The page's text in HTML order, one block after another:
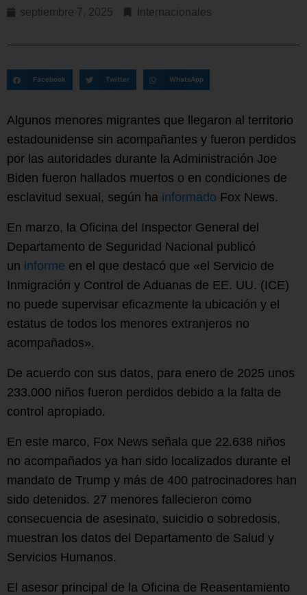
septiembre 7, 2025 Internacionales
Facebook Twitter WhatsApp
Algunos menores migrantes que llegaron al territorio
estadounidense sin acompañantes y fueron perdidos
por las autoridades durante la Administración Joe
Biden fueron hallados muertos o en condiciones de
esclavitud sexual, según ha informado Fox News.
En marzo, la Oficina del Inspector General del
Departamento de Seguridad Nacional publicó
un informe en el que destacó que «el Servicio de
Inmigración y Control de Aduanas de EE. UU. (ICE)
no puede supervisar eficazmente la ubicación y el
estatus de todos los menores extranjeros no
acompañados».
De acuerdo con sus datos, para enero de 2025 unos
233.000 niños fueron perdidos debido a la falta de
control apropiado.
En este marco, Fox News señala que 22.638 niños
no acompañados ya han sido localizados durante el
mandato de Trump y más de 400 patrocinadores han
sido detenidos. 27 menores fallecieron como
consecuencia de asesinato, suicidio o sobredosis,
muestran los datos del Departamento de Salud y
Servicios Humanos.
El asesor principal de la Oficina de Reasentamiento